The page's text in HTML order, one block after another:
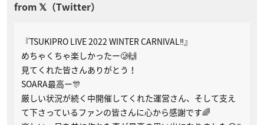
『TSUKIPRO LIVE 2022 WINTER CARNIVAL‼️』
めちゃくちゃ楽しかったー🥲🙌
見てくれた皆さんありがとう！
SOARA最高ー🎊
厳しい状況が続く中開催してくれた運営さん、そして支え
て下さっているファンの皆さんに心から感謝です🌈